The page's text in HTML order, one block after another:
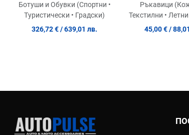
Ботуши и Обувки (Спортни •
Туристически • Градски)
326,72 €/ 639,01 лв.
Ръкавици
Текстилни •
45,00 € /